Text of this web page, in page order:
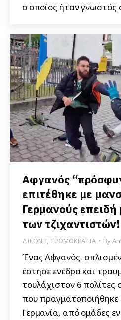
ο οποίος ήταν γνωστός
Αφγανός
επιτέθηκε με
Γερμανούς
των
ΔΙΕΘΝΗ, ΤΡΟΜΟΚΡΑΤΙΑ By
Ένας Αφγανός,
έστησε ενέδρα και
τουλάχιστον 6 πολίτες
που
Γερμανία, από ομάδες